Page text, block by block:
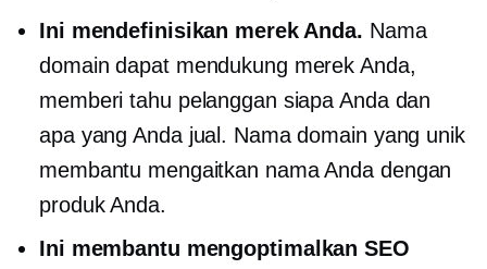
Ini mendefinisikan merek Anda. Nama
domain dapat mendukung merek Anda,
memberi tahu pelanggan siapa Anda dan
apa yang Anda jual. Nama domain yang unik
membantu mengaitkan nama Anda dengan
produk Anda.
Ini membantu mengoptimalkan SEO